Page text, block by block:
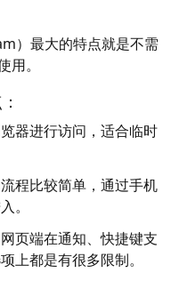
）最大的特点就是不需
用。
器进行访问，适合临时
程比较简单，通过手机
。
页端在通知、快捷键支
上都是有很多限制。